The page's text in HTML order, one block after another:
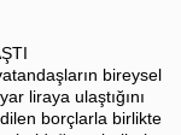
bireysel
liraya ulaştığını
borçlarla birlikte